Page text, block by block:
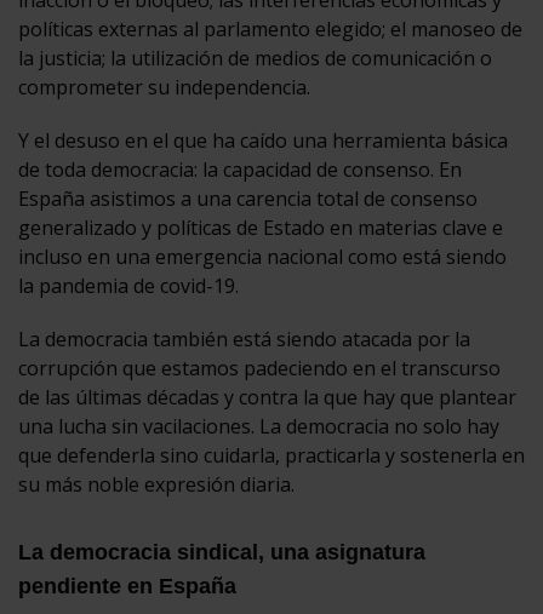
políticas externas al parlamento elegido; el manoseo de
la justicia; la utilización de medios de comunicación o
comprometer su independencia.
Y el desuso en el que ha caído una herramienta básica
de toda democracia: la capacidad de consenso. En
España asistimos a una carencia total de consenso
generalizado y políticas de Estado en materias clave e
incluso en una emergencia nacional como está siendo
la pandemia de covid-19.
La democracia también está siendo atacada por la
corrupción que estamos padeciendo en el transcurso
de las últimas décadas y contra la que hay que plantear
una lucha sin vacilaciones. La democracia no solo hay
que defenderla sino cuidarla, practicarla y sostenerla en
su más noble expresión diaria.
La democracia sindical, una asignatura
pendiente en España